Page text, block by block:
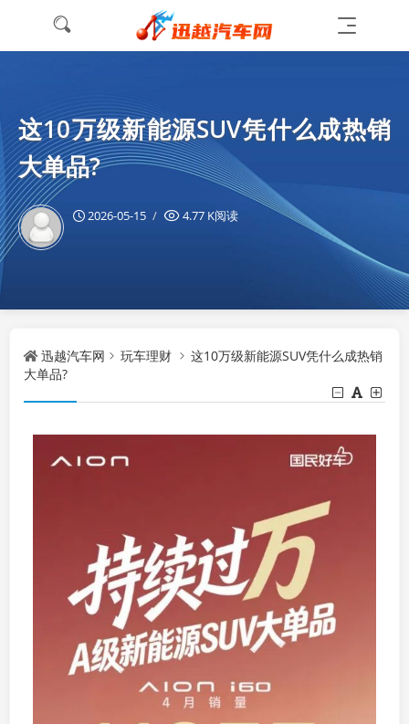
这10万级新能源SUV凭什么成热销
大单品?
2026-05-15 4.77 K阅读
迅越汽车网 玩车理财
这10万级新能源SUV凭什么成热销
大单品?